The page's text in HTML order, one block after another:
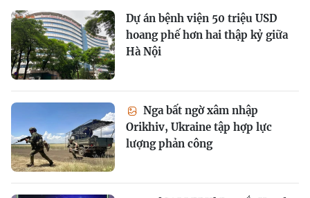
Dự án bệnh viện 50 triệu USD
hoang phế hơn hai thập kỷ giữa
Hà Nội
Nga bất ngờ xâm nhập
Orikhiv, Ukraine tập hợp lực
lượng phản công